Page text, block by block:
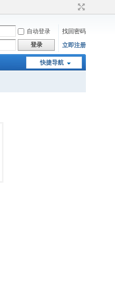
自动登录
找回密码
登录 立即注册
快捷导航